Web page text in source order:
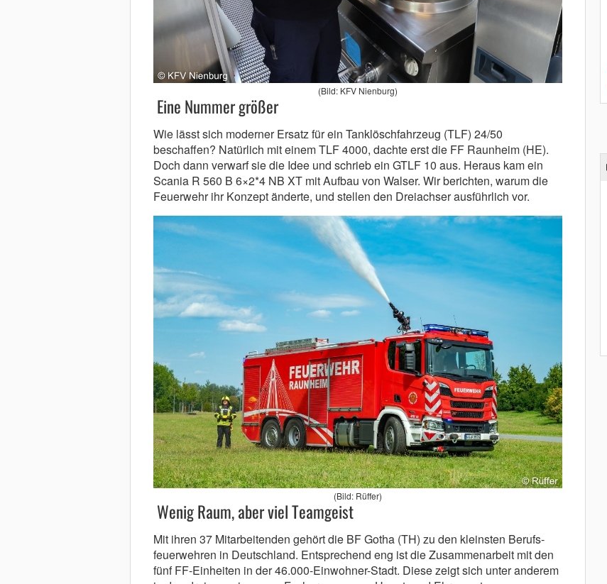
(Bild: KFV Nienburg)
Eine Nummer größer
Wie lässt sich moderner Ersatz für ein Tanklöschfahrzeug (TLF) 24/50
beschaffen? Natürlich mit einem TLF 4000, dachte erst die FF Raun­heim (HE).
Doch dann verwarf sie die Idee und schrieb ein GTLF 10 aus. Heraus kam ein
Scania R 560 B 6×2*4 NB XT mit Aufbau von Walser. Wir berichten, warum die
Feuerwehr ihr Konzept änderte, und stellen den Dreiachser ausführlich vor.
(Bild: Rüffer)
Wenig Raum, aber viel Teamgeist
Mit ihren 37 Mitarbeitenden gehört die BF Gotha (TH) zu den kleinsten Berufs­
feuerwehren in Deutschland. Entsprechend eng ist die Zusammenarbeit mit den
fünf FF-Einheiten in der 46.000-Einwohner-Stadt. Diese zeigt sich unter anderem